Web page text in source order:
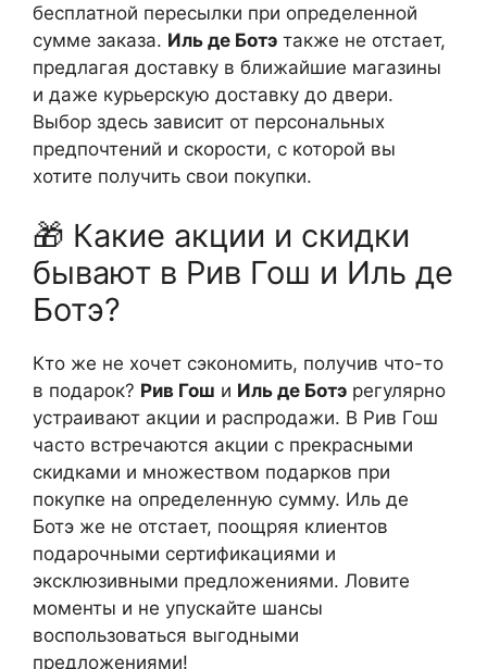
бесплатной пересылки при определенной
сумме заказа. Иль де Ботэ также не отстает,
предлагая доставку в ближайшие магазины
и даже курьерскую доставку до двери.
Выбор здесь зависит от персональных
предпочтений и скорости, с которой вы
хотите получить свои покупки.
🎁 Какие акции и скидки
бывают в Рив Гош и Иль де
Ботэ?
Кто же не хочет сэкономить, получив что-то
в подарок? Рив Гош и Иль де Ботэ регулярно
устраивают акции и распродажи. В Рив Гош
часто встречаются акции с прекрасными
скидками и множеством подарков при
покупке на определенную сумму. Иль де
Ботэ же не отстает, поощряя клиентов
подарочными сертификациями и
эксклюзивными предложениями. Ловите
моменты и не упускайте шансы
воспользоваться выгодными
предложениями!